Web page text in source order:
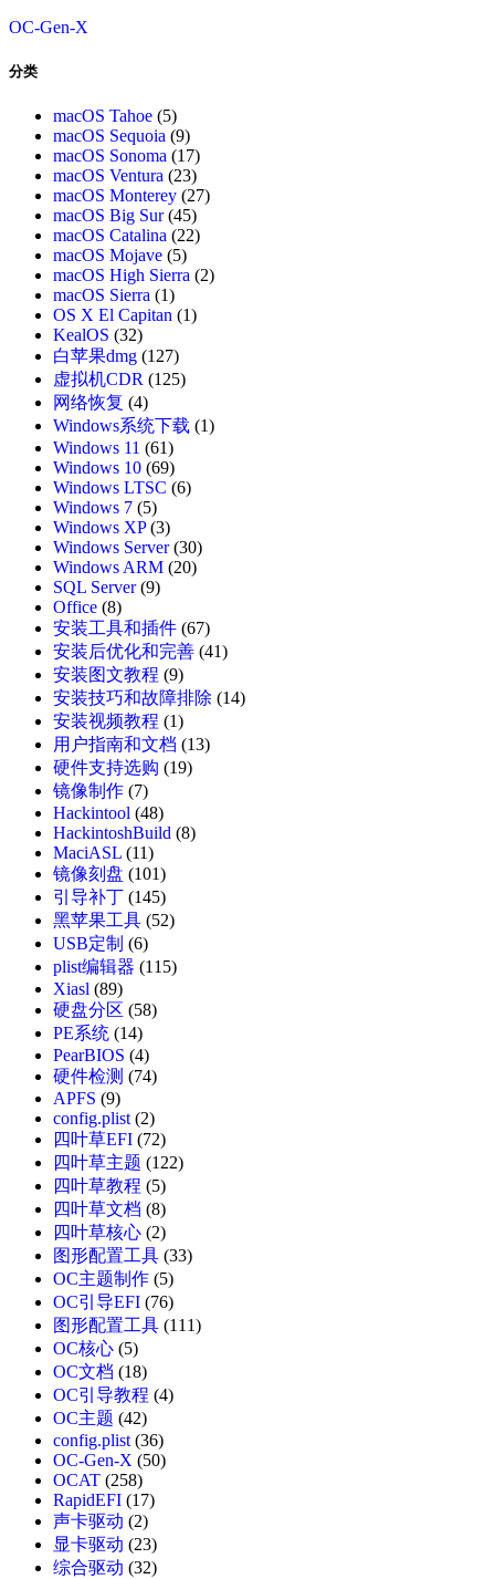
OC-Gen-X
分类
macOS Tahoe (5)
macOS Sequoia (9)
macOS Sonoma (17)
macOS Ventura (23)
macOS Monterey (27)
macOS Big Sur(45)
macOS Catalina (22)
macOS Mojave (5)
macOS High Sierra (2)
macOS Sierra (1)
OS X El Capitan (1)
KealOS (32)
白苹果dmg (127)
虚拟机CDR (125)
网络恢复 (4)
Windows系统下载 (1)
Windows 11 (61)
Windows 10 (69)
Windows LTSC (6)
Windows 7 (5)
Windows XP(3)
Windows Server(30)
Windows ARM (20)
SQL Server(9)
Office (8)
安装工具和插件 (67)
安装后优化和完善 (41)
安装图文教程 (9)
安装技巧和故障排除 (14)
安装视频教程 (1)
用户指南和文档 (13)
硬件支持选购 (19)
镜像制作 (7)
Hackintool (48)
HackintoshBuild (8)
MaciASL (11)
镜像刻盘 (101)
引导补丁 (145)
黑苹果工具 (52)
USB定制 (6)
plist编辑器 (115)
Xiasl (89)
硬盘分区 (58)
PE系统 (14)
PearBIOS (4)
硬件检测 (74)
APFS (9)
config.plist (2)
四叶草EFI (72)
四叶草主题 (122)
四叶草教程 (5)
四叶草文档 (8)
四叶草核心 (2)
图形配置工具 (33)
OC主题制作 (5)
OC引导EFI (76)
图形配置工具 (111)
OC核心 (5)
OC文档 (18)
OC引导教程 (4)
OC主题 (42)
config.plist (36)
OC-Gen-X (50)
OCAT (258)
RapidEFI (17)
声卡驱动 (2)
显卡驱动 (23)
综合驱动 (32)